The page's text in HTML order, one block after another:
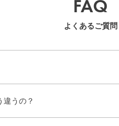
FAQ
よくあるご質問
うの？